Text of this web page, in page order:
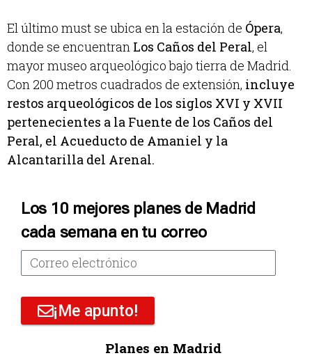
El último must se ubica en la estación de Ópera,
donde se encuentran Los Caños del Peral, el
mayor museo arqueológico bajo tierra de Madrid.
Con 200 metros cuadrados de extensión, incluye
restos arqueológicos de los siglos XVI y XVII
pertenecientes a la Fuente de los Caños del
Peral, el Acueducto de Amaniel y la
Alcantarilla del Arenal.
Los 10 mejores planes de Madrid
cada semana en tu correo
¡Me apunto!
Planes en Madrid